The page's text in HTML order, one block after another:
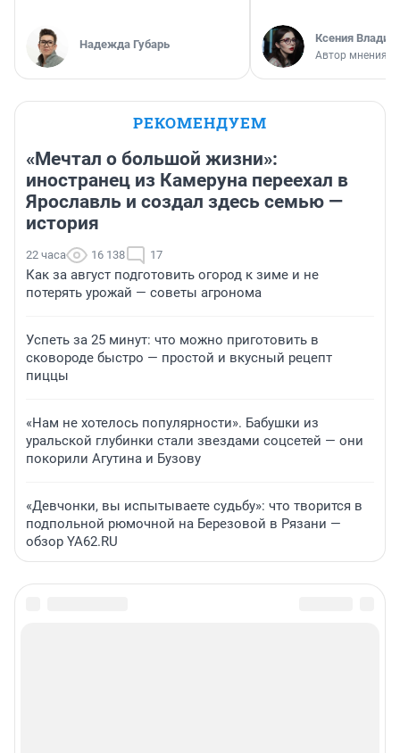
Надежда Губарь Ксения
Автор мнения
РЕКОМЕНДУЕМ
«Мечтал о большой жизни»:
иностранец из Камеруна переехал в
Ярославль и создал здесь семью —
история
22 часа 16 138 17
Как за август подготовить огород к зиме и не
потерять урожай — советы агронома
Успеть за 25 минут: что можно приготовить в
сковороде быстро — простой и вкусный рецепт
пиццы
«Нам не хотелось популярности». Бабушки из
уральской глубинки стали звездами соцсетей — они
покорили Агутина и Бузову
«Девчонки, вы испытываете судьбу»: что творится в
подпольной рюмочной на Березовой в Рязани —
обзор YA62.RU